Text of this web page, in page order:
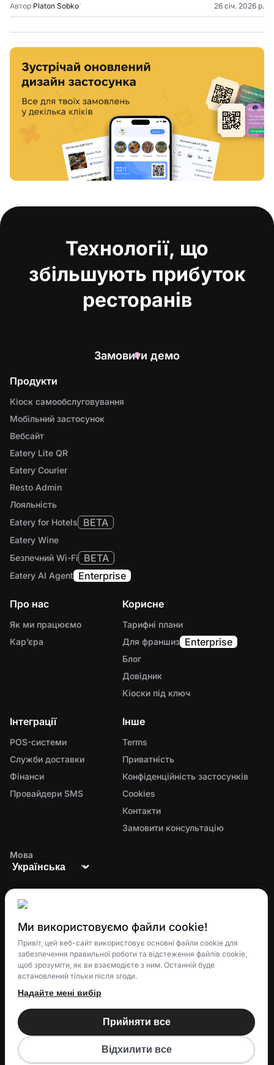
Автор Platon Sobko` 26 січ. 2026 р.
Технології, що
збільшують прибуток
ресторанів
Замовити демо
Єдина екосистема для управління замовленнями,
доставкою та лояльністю клієнтів
© 2025 Eatery Club
Eatery Loyalty Group S.R.O.
All rights reserved.
Продукти
Кіоск самообслуговування
Мобільний застосунок
Вебсайт
Eatery Lite QR
Eatery Courier
Resto Admin
Лояльність
Eatery for Hotels
BETA
Eatery Wine
Безпечний Wi-Fi
BETA
Eatery AI Agent Enterprise
Про нас
Як ми працюємо
Карʼєра
Корисне
Тарифні плани
Для франшиз Enterprise
Блог
Довідник
Кіоски під ключ
Інтеграції
POS-системи
Служби доставки
Фінанси
Провайдери SMS
Інше
Terms
Приватність
Конфіденційність застосунків
Cookies
Контакти
Замовити консультацію
Мова
Ми використовуємо файли cookie!
Привіт, цей веб-сайт використовує основні файли cookie для
забезпечення правильної роботи та відстеження файлів cookie,
щоб зрозуміти, як ви взаємодієте з ним. Останній буде
встановлений тільки після згоди.
Надайте мені вибір
Відхилити все
Прийняти все